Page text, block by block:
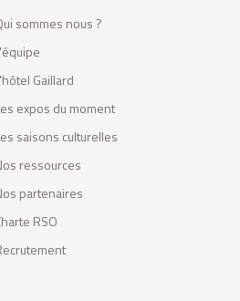
sommes nous ?
Gaillard
expos du moment
saisons culturelles
ressources
partenaires
RSO